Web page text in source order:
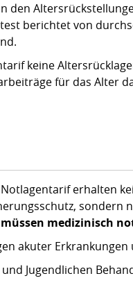
den
berichtet von
keine
für das Alter
erhalten
sondern
müssen medizinisch
akuter
Jugendlichen